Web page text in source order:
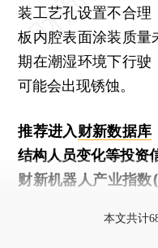
装工艺孔设置不合
板内腔表面涂装质量
期在潮湿环境下行驶
可能会出现锈蚀。
推荐进入财新数据库
结构人员变化等投资
财新机器人产业指数
本文共计